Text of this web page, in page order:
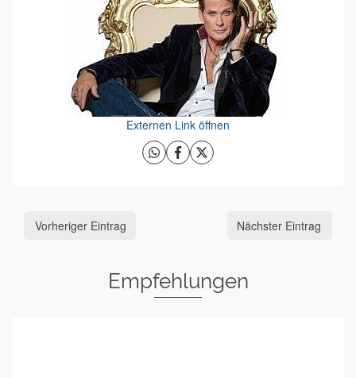
Externen Link öffnen
Vorheriger Eintrag Nächster Eintrag
Empfehlungen